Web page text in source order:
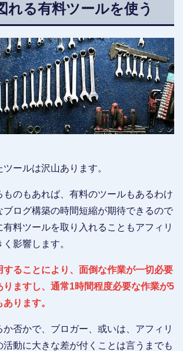
っても具体的に何をすればいいの？」と、スタート段階で前へ進めなく
れる有料ツールを使う
ールは沢山あります。
ものもあれば、有料のツールもあるわけ
ブログ構築の時間短縮が期待できるので
料ツールを取り入れることもアフィリ
影響します。
することにより、面倒な作業が一切必要
りますし、通常1時間程度必要な作業が5
ります。
か否かで、ブロガー、或いは、アフィリ
活動に大きな差が付くことは言うまでも